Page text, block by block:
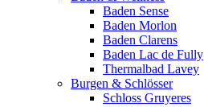
Baden Sense
Baden Morlon
Baden Clarens
Baden Lac de Fully
Thermalbad Lavey
Burgen & Schlösser
Schloss Gruyeres